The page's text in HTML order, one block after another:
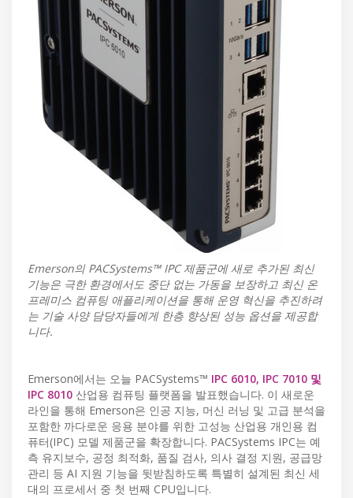
Emerson의 PACSystems™ IPC 제품군에 새로 추가된 최신
기능은 극한 환경에서도 중단 없는 가동을 보장하고 최신 온
프레미스 컴퓨팅 애플리케이션을 통해 운영 혁신을 추진하려
는 기술 사양 담당자들에게 한층 향상된 성능 옵션을 제공합
니다.
Emerson에서는 오늘 PACSystems™ IPC 6010, IPC 7010 및
IPC 8010 산업용 컴퓨팅 플랫폼을 발표했습니다. 이 새로운
라인을 통해 Emerson은 인공 지능, 머신 러닝 및 고급 분석을
포함한 까다로운 응용 분야를 위한 고성능 산업용 개인용 컴
퓨터(IPC) 모델 제품군을 확장합니다. PACSystems IPC는 예
측 유지보수, 공정 최적화, 품질 검사, 의사 결정 지원, 공급망
관리 등 AI 지원 기능을 뒷받침하도록 특별히 설계된 최신 세
대의 프로세서 중 첫 번째 CPU입니다.